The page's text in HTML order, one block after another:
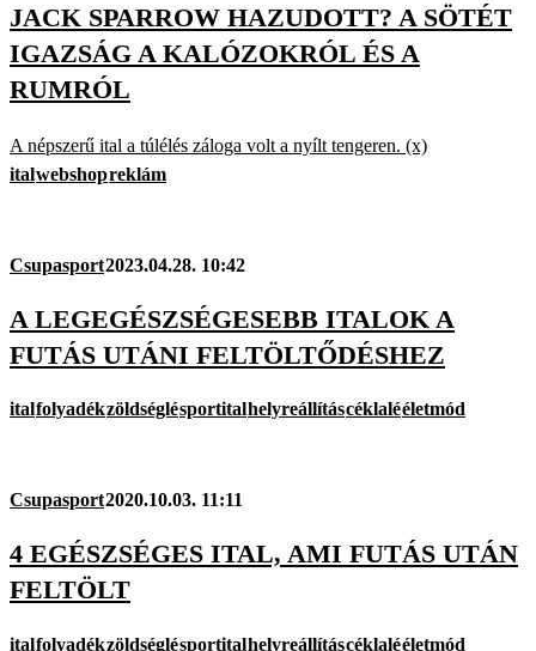
JACK SPARROW HAZUDOTT? A SÖTÉT
IGAZSÁG A KALÓZOKRÓL ÉS A
RUMRÓL
A népszerű ital a túlélés záloga volt a nyílt tengeren. (x)
italwebshopreklám
Csupasport2023.04.28. 10:42
A LEGEGÉSZSÉGESEBB ITALOK A
FUTÁS UTÁNI FELTÖLTŐDÉSHEZ
italfolyadékzöldséglésportitalhelyreállításcéklalééletmód
Csupasport2020.10.03. 11:11
4 EGÉSZSÉGES ITAL, AMI FUTÁS UTÁN
FELTÖLT
italfolyadékzöldséglésportitalhelyreállításcéklalééletmód